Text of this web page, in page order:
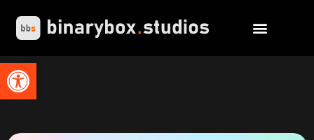
Abrir barra de herramientas